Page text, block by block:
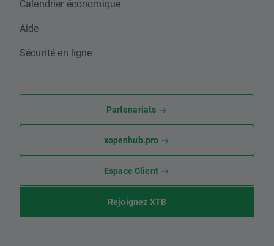
Calendrier économique
Aide
Sécurité en ligne
Partenariats
xopenhub.pro
Espace Client
Rejoignez XTB